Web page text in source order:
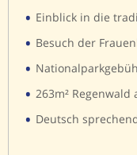
• Einblick in die
• Besuch der
•
• 263m²
• Deutsch